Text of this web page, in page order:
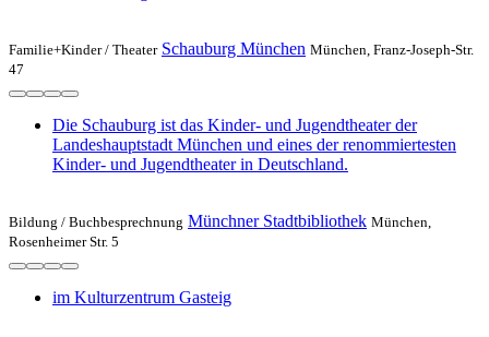
Familie+Kinder / Theater Schauburg München München, Franz-Joseph-Str.
47
Die Schauburg ist das Kinder- und Jugendtheater der
Landeshauptstadt München und eines der renommiertesten
Kinder- und Jugendtheater in Deutschland.
Bildung / Buchbesprechnung Münchner Stadtbibliothek München,
Rosenheimer Str. 5
im Kulturzentrum Gasteig